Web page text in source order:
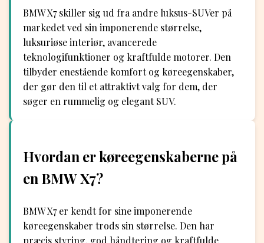
BMW X7 skiller sig ud fra andre luksus-SUVer på
markedet ved sin imponerende størrelse,
luksuriøse interiør, avancerede
teknologifunktioner og kraftfulde motorer. Den
tilbyder enestående komfort og køreegenskaber,
der gør den til et attraktivt valg for dem, der
søger en rummelig og elegant SUV.
Hvordan er køreegenskaberne på
en BMW X7?
BMW X7 er kendt for sine imponerende
køreegenskaber trods sin størrelse. Den har
præcis styring, god håndtering og kraftfulde